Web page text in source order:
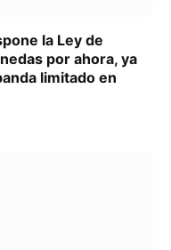
la Ley de
por ahora, ya
limitado en